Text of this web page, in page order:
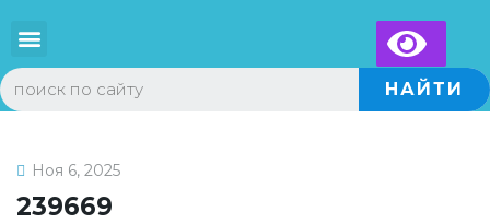
НАЙТИ
Ноя 6, 2025
239669